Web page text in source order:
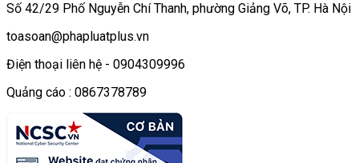
Số 42/29 Phố Nguyễn Chí Thanh, phường Giảng Võ, TP. Hà Nội
toasoan@phapluatplus.vn
Điện thoại liên hệ - 0904309996
Quảng cáo : 0867378789